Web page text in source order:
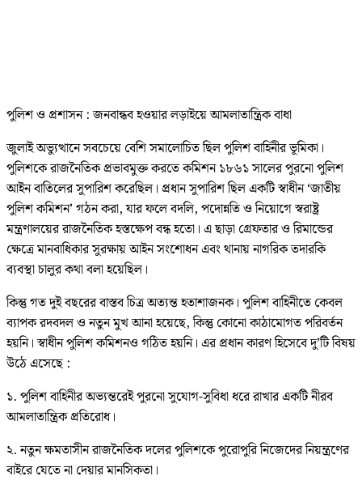
পুলিশ ও প্রশাসন : জনবান্ধব হওয়ার লড়াইয়ে আমলাতান্ত্রিক বাধা
জুলাই অভ্যুত্থানে সবচেয়ে বেশি সমালোচিত ছিল পুলিশ বাহিনীর ভূমিকা।
পুলিশকে রাজনৈতিক প্রভাবমুক্ত করতে কমিশন ১৮৬১ সালের পুরনো পুলিশ
আইন বাতিলের সুপারিশ করেছিল। প্রধান সুপারিশ ছিল একটি স্বাধীন ‘জাতীয়
পুলিশ কমিশন’ গঠন করা, যার ফলে বদলি, পদোন্নতি ও নিয়োগে স্বরাষ্ট্র
মন্ত্রণালয়ের রাজনৈতিক হস্তক্ষেপ বন্ধ হতো। এ ছাড়া গ্রেফতার ও রিমান্ডের
ক্ষেত্রে মানবাধিকার সুরক্ষায় আইন সংশোধন এবং থানায় নাগরিক তদারকি
ব্যবস্থা চালুর কথা বলা হয়েছিল।
কিন্তু গত দুই বছরের বাস্তব চিত্র অত্যন্ত হতাশাজনক। পুলিশ বাহিনীতে কেবল
ব্যাপক রদবদল ও নতুন মুখ আনা হয়েছে, কিন্তু কোনো কাঠামোগত পরিবর্তন
হয়নি। স্বাধীন পুলিশ কমিশনও গঠিত হয়নি। এর প্রধান কারণ হিসেবে দু’টি বিষয়
উঠে এসেছে :
১. পুলিশ বাহিনীর অভ্যন্তরেই পুরনো সুযোগ-সুবিধা ধরে রাখার একটি নীরব
আমলাতান্ত্রিক প্রতিরোধ।
২. নতুন ক্ষমতাসীন রাজনৈতিক দলের পুলিশকে পুরোপুরি নিজেদের নিয়ন্ত্রণের
বাইরে যেতে না দেয়ার মানসিকতা।